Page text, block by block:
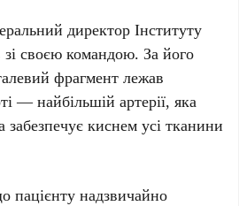
директор Інституту
зі своєю командою. За його
фрагмент лежав
— найбільшій артерії, яка
забезпечує киснем усі тканини
пацієнту надзвичайно